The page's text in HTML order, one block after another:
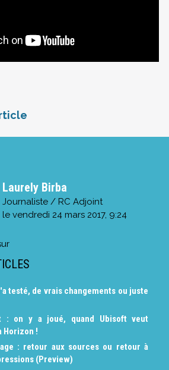
Laurely Birba
Journaliste / RC Adjoint
le vendredi 24 mars 2017, 9:24
testé, de vrais changements ou juste
: on y a joué, quand Ubisoft veut
Horizon !
: retour aux sources ou retour à
(Preview)